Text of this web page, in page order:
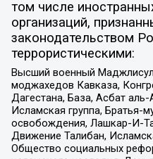
том числе
организаций,
законодательством
террористическими:
Высший военный
моджахедов Кавказа,
Дагестана, База, Асбат
Исламская группа, Братья-
освобождения, Лашкар-И-
Движение Талибан,
Общество социальных